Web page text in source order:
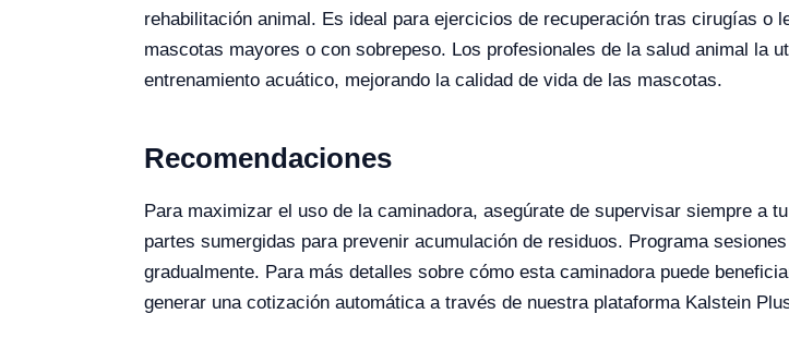
rehabilitación animal. Es ideal para ejercicios de recuperación tras cirugías o
mascotas mayores o con sobrepeso. Los profesionales de la salud animal la
entrenamiento acuático, mejorando la calidad de vida de las mascotas.
Recomendaciones
Para maximizar el uso de la caminadora, asegúrate de supervisar siempre a
partes sumergidas para prevenir acumulación de residuos. Programa
gradualmente. Para más detalles sobre cómo esta caminadora puede
generar una cotización automática a través de nuestra plataforma Kalstein